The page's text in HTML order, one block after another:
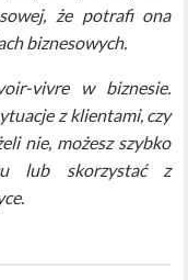
że potrafi ona
biznesowych.
vivre w biznesie.
z klientami, czy
nie, możesz szybko
lub skorzystać z